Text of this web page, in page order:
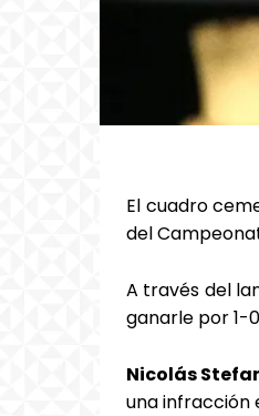
El cuadro
del
A través del
ganarle por 1-
Nicolás
una infracción